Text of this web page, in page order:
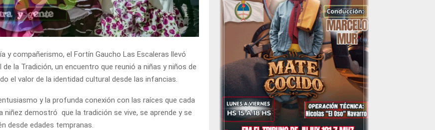
y compañerismo, el Fortín Gaucho Las Escaleras llevó
la Tradición, un encuentro que reunió a niñas y niños de
el valor de la identidad cultural desde las infancias.
y la profunda conexión con las raíces que cada
demostró que la tradición se vive, se aprende y se
desde edades tempranas.